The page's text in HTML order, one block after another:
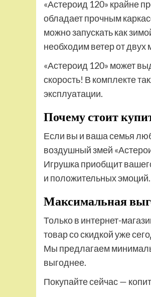
«Астероид 120» крайне
обладает прочным
можно запускать как
необходим ветер от двух
«Астероид 120» может
скорость! В комплекте
эксплуатации.
Почему стоит
Если вы и ваша семья
воздушный змей
Игрушка приобщит
и положительных эмоций.
Максимальная
Только в интернет-
товар со скидкой уже
Мы предлагаем
выгоднее.
Покупайте сейчас —